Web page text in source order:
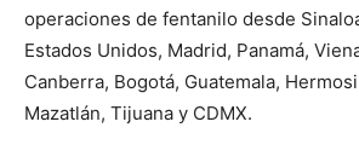
operaciones de fentanilo desde
Estados Unidos, Madrid, Panamá,
Canberra, Bogotá, Guatemala,
Mazatlán, Tijuana y CDMX.